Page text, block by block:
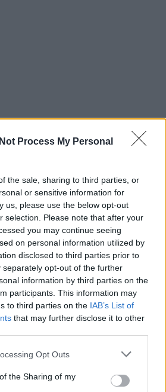
Process My Personal
the sale, sharing to third parties, or
or sensitive information for
us, please use the below opt-out
selection. Please note that after your
you may continue seeing
on personal information utilized by
disclosed to third parties prior to
separately opt-out of the further
information by third parties on the
participants. This information may
to third parties on the IAB’s List of
that may further disclose it to other
app uses one or more Google
or usage behaviour. You may click to
Google and its third-party tags to
Opt Outs
the Sharing of my